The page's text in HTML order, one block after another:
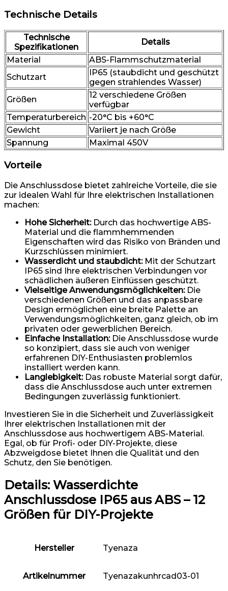
Technische Details
Technische
Spezifikationen
Details
Material
ABS-Flammschutzmaterial
Schutzart
IP65 (staubdicht und geschützt
gegen strahlendes Wasser)
Größen
12 verschiedene Größen
verfügbar
Temperaturbereich -20°C bis +60°C
Gewicht
Variiert je nach Größe
Spannung
Maximal 450V
Vorteile
Die Anschlussdose bietet zahlreiche Vorteile, die sie
zur idealen Wahl für Ihre elektrischen Installationen
machen:
Hohe Sicherheit:Durch das hochwertige ABS-
Material und die flammhemmenden
Eigenschaften wird das Risiko von Bränden und
Kurzschlüssen minimiert.
Wasserdicht und staubdicht:Mit der Schutzart
IP65 sind Ihre elektrischen Verbindungen vor
schädlichen äußeren Einflüssen geschützt.
Vielseitige Anwendungsmöglichkeiten:Die
verschiedenen Größen und das anpassbare
Design ermöglichen eine breite Palette an
Verwendungsmöglichkeiten, ganz gleich, ob im
privaten oder gewerblichen Bereich.
Einfache Installation:Die Anschlussdose wurde
so konzipiert, dass sie auch von weniger
erfahrenen DIY-Enthusiasten problemlos
installiert werden kann.
Langlebigkeit:Das robuste Material sorgt dafür,
dass die Anschlussdose auch unter extremen
Bedingungen zuverlässig funktioniert.
Investieren Sie in die Sicherheit und Zuverlässigkeit
Ihrer elektrischen Installationen mit der
Anschlussdose aus hochwertigem ABS-Material.
Egal, ob für Profi- oder DIY-Projekte, diese
Abzweigdose bietet Ihnen die Qualität und den
Schutz, den Sie benötigen.
Details: Wasserdichte
Anschlussdose IP65 aus ABS – 12
Größen für DIY-Projekte
Hersteller ‎Tyenaza
Artikelnummer ‎Tyenazakunhrcad03-01